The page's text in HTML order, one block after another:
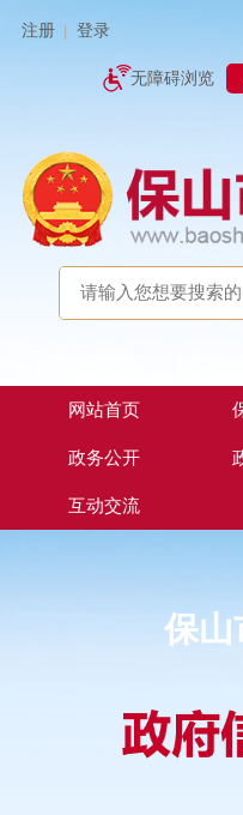
注册 登录
无障碍浏览
网站首页
政务公开
互动交流
保山